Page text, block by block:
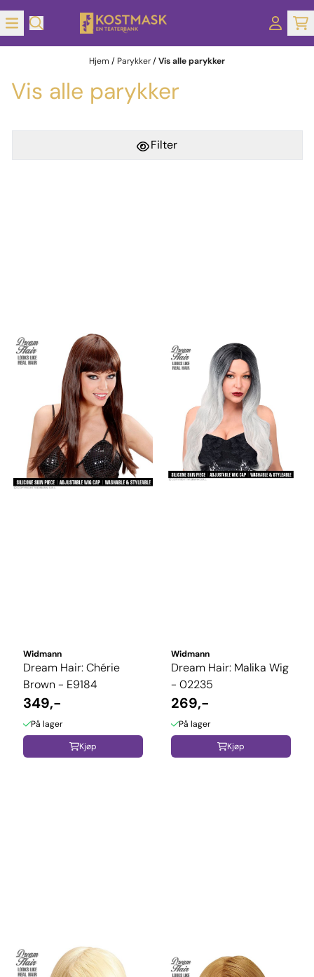
Hopp til innhold
Hjem / Parykker/Vis alle parykker
Vis alle parykker
Filter
Widmann
Dream Hair: Chérie
Brown - E9184
349,-
På lager
Kjøp
Widmann
Dream Hair: Malika Wig
- 02235
269,-
På lager
Kjøp